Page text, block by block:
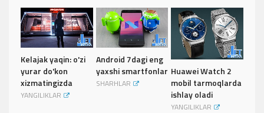
Kelajak yaqin: o'zi
yurar do'kon
xizmatingizda
YANGILIKLAR
Android 7dagi eng
yaxshi smartfonlar
SHARHLAR
Huawei Watch 2
mobil tarmoqlarda
ishlay oladi
YANGILIKLAR